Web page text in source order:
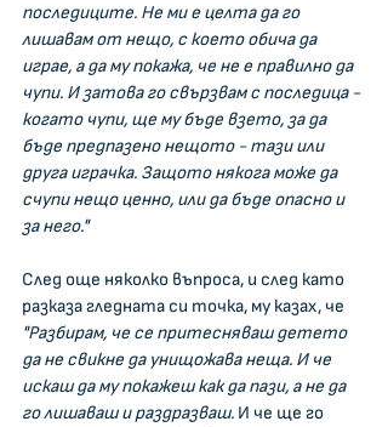
последиците. Не ми е целта да го
лишавам от нещо, с което обича да
играе, а да му покажа, че не е правилно да
чупи. И затова го свързвам с последица -
когато чупи, ще му бъде взето, за да
бъде предпазено нещото - тази или
друга играчка. Защото някога може да
счупи нещо ценно, или да бъде опасно и
за него."
След още няколко въпроса, и след като
разказа гледната си точка, му казах, че
"Разбирам, че се притесняваш детето
да не свикне да унищожава неща. И че
искаш да му покажеш как да пази, а не да
го лишаваш и раздразваш. И че ще го